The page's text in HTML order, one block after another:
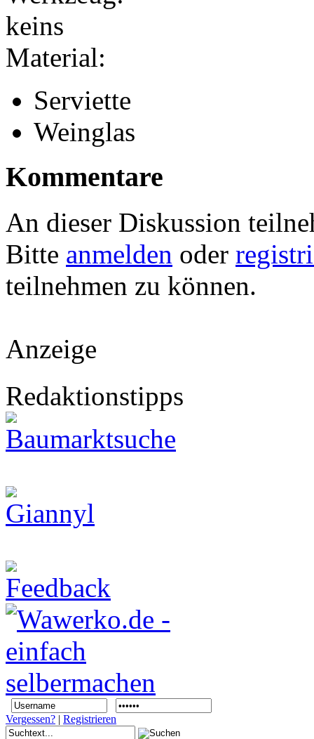
keins
Material:
Serviette
Weinglas
Kommentare
An dieser Diskussion
Bitte anmelden oder
teilnehmen zu können.
Anzeige
Redaktionstipps
Vergessen? | Registrieren